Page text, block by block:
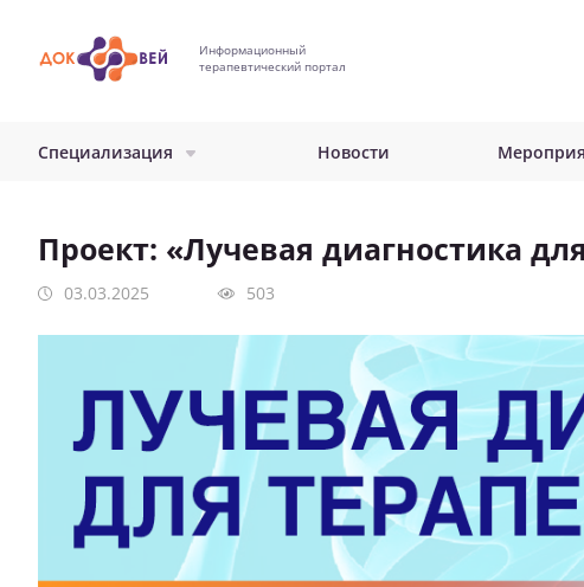
основному
содержанию
Информационный
терапевтический портал
Специализация Новости
Проект: «Лучевая диагностика
03.03.2025 503